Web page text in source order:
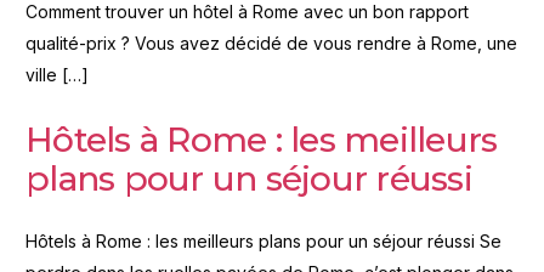
Comment trouver un hôtel à Rome avec un bon rapport
qualité-prix ? Vous avez décidé de vous rendre à Rome, une
ville […]
Hôtels à Rome : les meilleurs
plans pour un séjour réussi
Hôtels à Rome : les meilleurs plans pour un séjour réussi Se